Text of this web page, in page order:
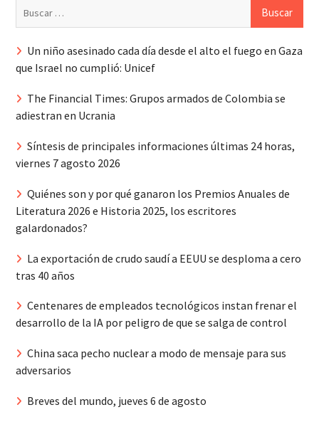
Un niño asesinado cada día desde el alto el fuego en Gaza
que Israel no cumplió: Unicef
The Financial Times: Grupos armados de Colombia se
adiestran en Ucrania
Síntesis de principales informaciones últimas 24 horas,
viernes 7 agosto 2026
Quiénes son y por qué ganaron los Premios Anuales de
Literatura 2026 e Historia 2025, los escritores
galardonados?
La exportación de crudo saudí a EEUU se desploma a cero
tras 40 años
Centenares de empleados tecnológicos instan frenar el
desarrollo de la IA por peligro de que se salga de control
China saca pecho nuclear a modo de mensaje para sus
adversarios
Breves del mundo, jueves 6 de agosto